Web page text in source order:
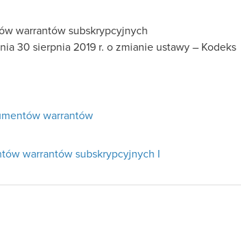
warrantów subskrypcyjnych
30 sierpnia 2019 r. o zmianie ustawy – Kodeks
warrantów
warrantów subskrypcyjnych I